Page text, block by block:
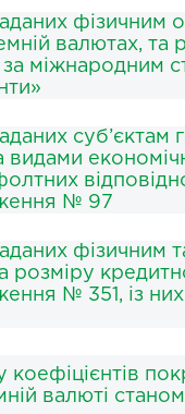
фізичним
валютах,
міжнародним
видами
№ 97
фізичним
розміру
№ 351, із
валюті